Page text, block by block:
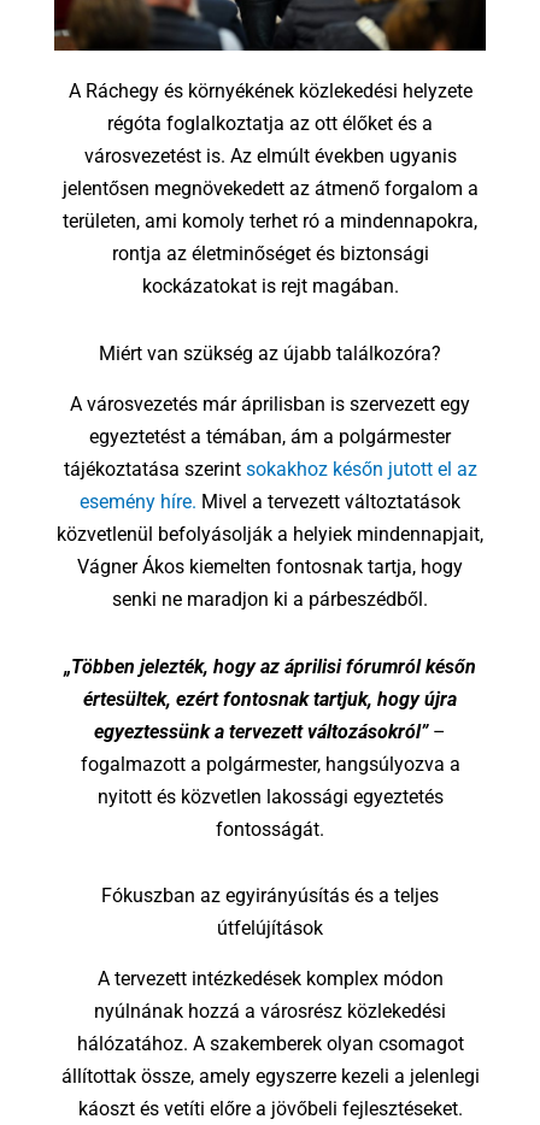
A Ráchegy és környékének közlekedési helyzete
régóta foglalkoztatja az ott élőket és a
városvezetést is. Az elmúlt években ugyanis
jelentősen megnövekedett az átmenő forgalom a
területen, ami komoly terhet ró a mindennapokra,
rontja az életminőséget és biztonsági
kockázatokat is rejt magában.
Miért van szükség az újabb találkozóra?
A városvezetés már áprilisban is szervezett egy
egyeztetést a témában, ám a polgármester
tájékoztatása szerint sokakhoz későn jutott el az
esemény híre. Mivel a tervezett változtatások
közvetlenül befolyásolják a helyiek mindennapjait,
Vágner Ákos kiemelten fontosnak tartja, hogy
senki ne maradjon ki a párbeszédből.
„Többen jelezték, hogy az áprilisi fórumról későn
értesültek, ezért fontosnak tartjuk, hogy újra
egyeztessünk a tervezett változásokról”–
fogalmazott a polgármester, hangsúlyozva a
nyitott és közvetlen lakossági egyeztetés
fontosságát.
Fókuszban az egyirányúsítás és a teljes
útfelújítások
A tervezett intézkedések komplex módon
nyúlnának hozzá a városrész közlekedési
hálózatához. A szakemberek olyan csomagot
állítottak össze, amely egyszerre kezeli a jelenlegi
káoszt és vetíti előre a jövőbeli fejlesztéseket.